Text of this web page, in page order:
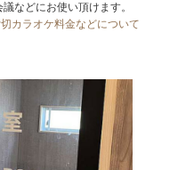
などにお使い頂けます。
カラオケ料金などについて